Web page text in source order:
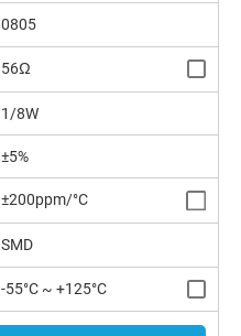
0805
56Ω
1/8W
±5%
±200ppm/°C
SMD
-55°C ~ +125°C